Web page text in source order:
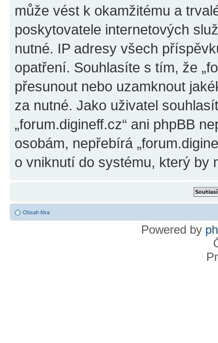
může vést k okamžitému a
poskytovatele internetových
nutné. IP adresy všech
opatření. Souhlasíte s tím, že
přesunout nebo uzamknout
za nutné. Jako uživatel
„forum.digineff.cz“ ani phpBB
osobám, nepřebírá
o vniknutí do systému, který by
Obsah fóra
Powered by